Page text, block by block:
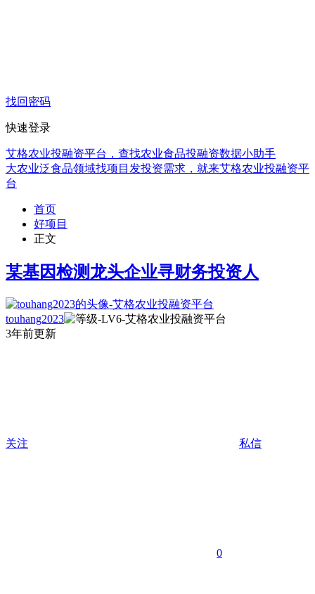
找回密码
快速登录
艾格农业投融资平台，查找农业食品投融资数据小助手
大农业泛食品领域找项目发投资需求，就来艾格农业投融资平
台
首页
好项目
正文
某基因检测龙头企业寻财务投资人
touhang2023
3年前更新
关注 私信
0